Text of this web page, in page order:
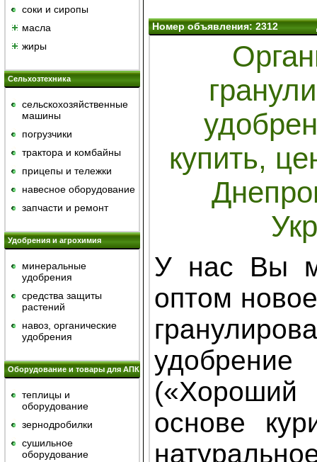
cоки и сиропы
масла
жиры
Сельхозтехника
сельскохозяйственные
машины
погрузчики
трактора и комбайны
прицепы и тележки
навесное оборудование
запчасти и ремонт
Удобрения и агрохимия
минеральные
удобрения
средства защиты
растений
навоз, органические
удобрения
Оборудование и товары для АПК
теплицы и
оборудование
зернодробилки
сушильное
оборудование
Номер объявления: 2312
купить,
У нас Вы
оптом
удобрение
основе